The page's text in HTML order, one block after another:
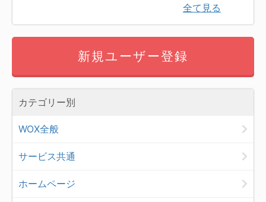
全て見る
新規ユーザー登録
カテゴリー別
WOX全般
サービス共通
ホームページ